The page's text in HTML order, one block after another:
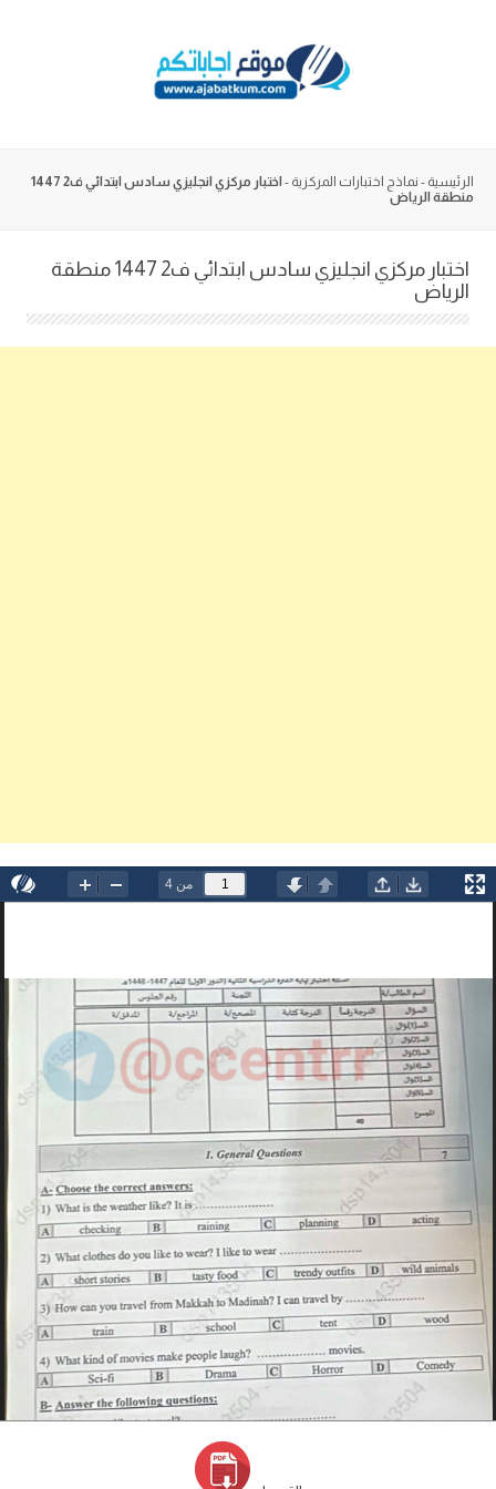
الرئيسية - نماذج اختبارات المركزية -
اختبار مركزي انجليزي سادس ابتدائي ف2 1447
منطقة الرياض
اختبار مركزي انجليزي سادس ابتدائي ف2 1447 منطقة
الرياض